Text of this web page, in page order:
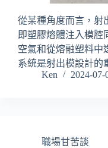
從某種角度而言，射
即塑膠熔體注入模腔
空氣和從熔融塑料中
系統是射出模設計的
Ken
2024-07-
職場甘苦談